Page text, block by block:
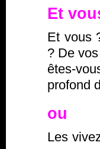
Et
Et vous
? De
êtes-
profond
ou
Les